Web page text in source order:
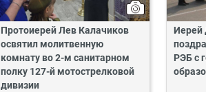
Протоиерей Лев Калачиков
освятил молитвенную
комнату во 2-м санитарном
полку 127-й мотострелковой
дивизии
Иерей
РЭБ с